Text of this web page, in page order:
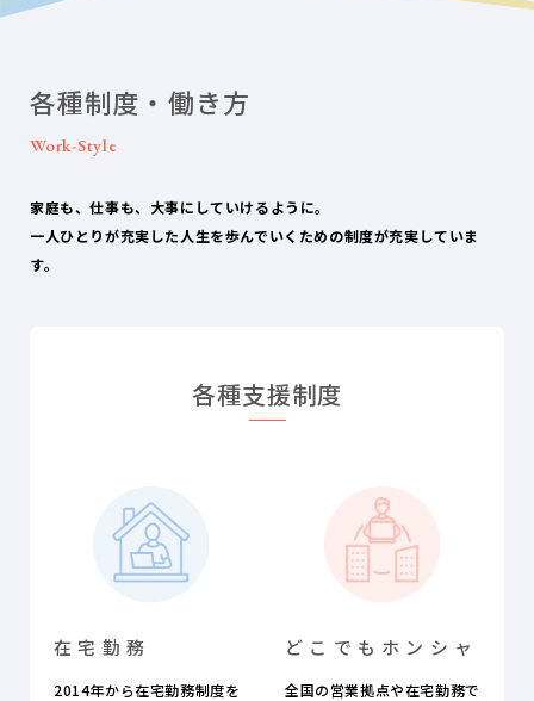
各種制度・ 働き⽅
Work-Style
家庭も、仕事も、大事にしていけるように。
一人ひとりが充実した人生を歩んでいくための制度が充実していま
す。
各種支援制度
在宅勤務
2014年から在宅勤務制度を
どこでも ホンシャ
全国の営業拠点や在宅勤務で